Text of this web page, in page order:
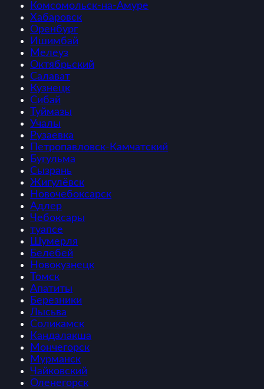
Комсомольск-на-Амуре
Хабаровск
Оренбург
Ишимбай
Мелеуз
Октябрьский
Салават
Кузнецк
Сибай
Туймазы
Учалы
Рузаевка
Петропавловск-Камчатский
Бугульма
Сызрань
Жигулёвск
Новочебоксарск
Адлер
Чебоксары
туапсе
Шумерля
Белебей
Новокузнецк
Томск
Апатиты
Березники
Лысьва
Соликамск
Кандалакша
Мончегорск
Мурманск
Чайковский
Оленегорск